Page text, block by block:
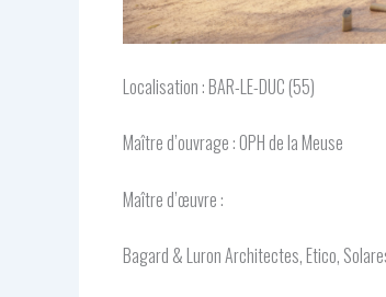
Localisation : BAR-LE-DUC (55)
Maître d’ouvrage : OPH de la Meuse
Maître d’œuvre :
Bagard & Luron Architectes, Etico,